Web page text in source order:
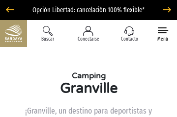
Opción Libertad: cancelación 100% flexible*
Buscar Conectarse Contacto Menú
Camping
Granville
¡Granville, un destino para deportistas y